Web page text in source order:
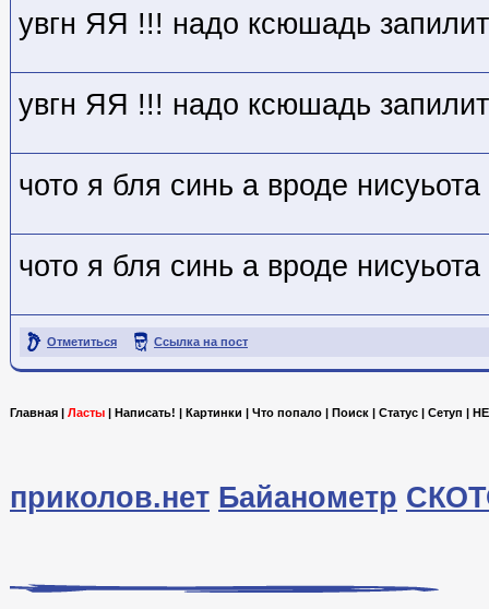
увгн ЯЯ !!! надо ксюшадь
увгн ЯЯ !!! надо ксюшадь
чото я бля синь а вроде нисуьота
чото я бля синь а вроде нисуьота
Отметиться Ссылка на пост
Главная | Ласты | Написать! | Картинки | Что попало | Поиск | Статус | Сетуп |
приколов.нет Байанометр